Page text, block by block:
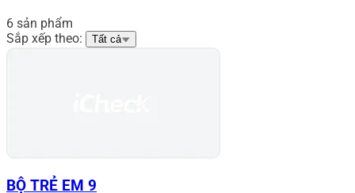
6 sản phẩm
Sắp xếp theo:
Tất cả
BỘ TRẺ EM 9